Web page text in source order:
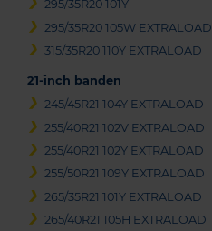
295/35R20 101Y
295/35R20 105W EXTRALOAD
315/35R20 110Y EXTRALOAD
21-inch banden
245/45R21 104Y EXTRALOAD
255/40R21 102V EXTRALOAD
255/40R21 102Y EXTRALOAD
255/50R21 109Y EXTRALOAD
265/35R21 101Y EXTRALOAD
265/40R21 105H EXTRALOAD